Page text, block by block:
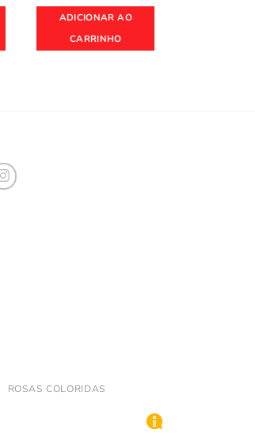
ADICIONAR AO
CARRINHO
ROSAS COLORIDAS